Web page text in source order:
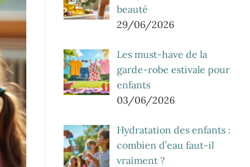
beauté
29/06/2026
Les must-have de la
garde-robe estivale pour
enfants
03/06/2026
Hydratation des enfants :
combien d’eau faut-il
vraiment ?